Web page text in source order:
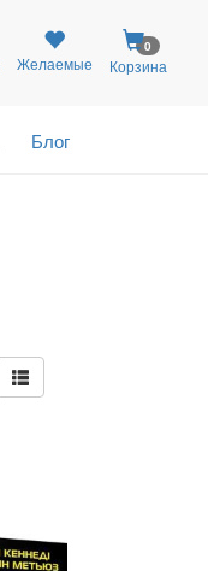
Желаемые
0
Корзина
Блог